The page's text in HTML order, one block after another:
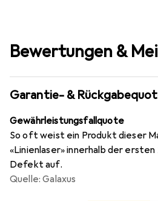
Bewertungen &
Garantie- &
Gewährleistungsfallquote
So oft weist ein Produkt dieser
«Linienlaser» innerhalb der
Defekt auf.
Quelle: Galaxus